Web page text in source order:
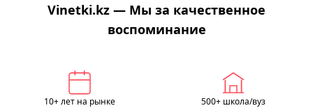
Vinetki.kz — Мы за качественное
воспоминание
10+ лет на рынке 500+ школа/вуз